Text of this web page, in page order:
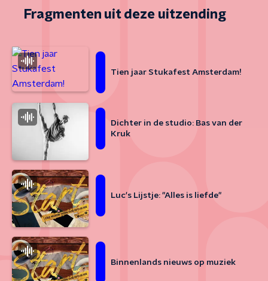
Fragmenten uit deze uitzending
Tien jaar Stukafest Amsterdam!
Dichter in de studio: Bas van der
Kruk
Luc's Lijstje: "Alles is liefde"
Binnenlands nieuws op muziek